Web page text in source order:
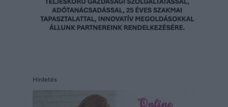
Hirdetés